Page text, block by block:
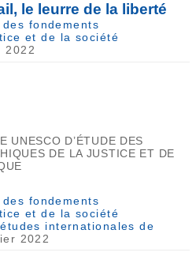
le leurre de la liberté
des fondements
et de la société
2022
UNESCO D’ÉTUDE DES
DE LA JUSTICE ET DE
des fondements
et de la société
internationales de
2022